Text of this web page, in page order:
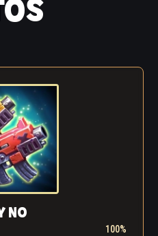
NO
100%